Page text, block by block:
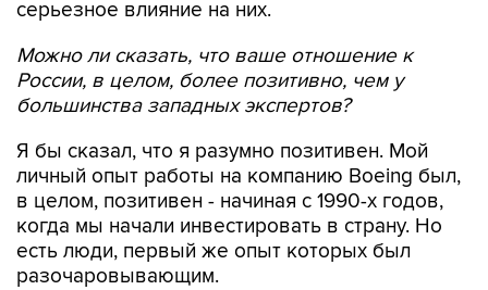
серьезное влияние на них.
Можно ли сказать, что ваше отношение к
России, в целом, более позитивно, чем у
большинства западных экспертов?
Я бы сказал, что я разумно позитивен. Мой
личный опыт работы на компанию Boeing был,
в целом, позитивен - начиная с 1990-х годов,
когда мы начали инвестировать в страну. Но
есть люди, первый же опыт которых был
разочаровывающим.